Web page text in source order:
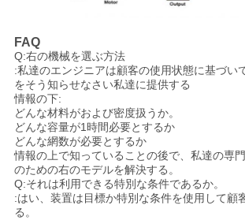
FAQ
Q:右の機械を選ぶ方法
:私達のエンジニアは顧客の使用状態に基づい
をそう知らせなさい私達に提供する
情報の下:
どんな材料がおよび密度扱うか。
どんな容量が1時間必要とするか
どんな網数が必要とするか
情報の上で知っていることの後で、私達の専
のための右のモデルを解決する。
Q:それは利用できる特別な条件であるか。
:はい、装置は目標か特別な条件を使用して顧
る。